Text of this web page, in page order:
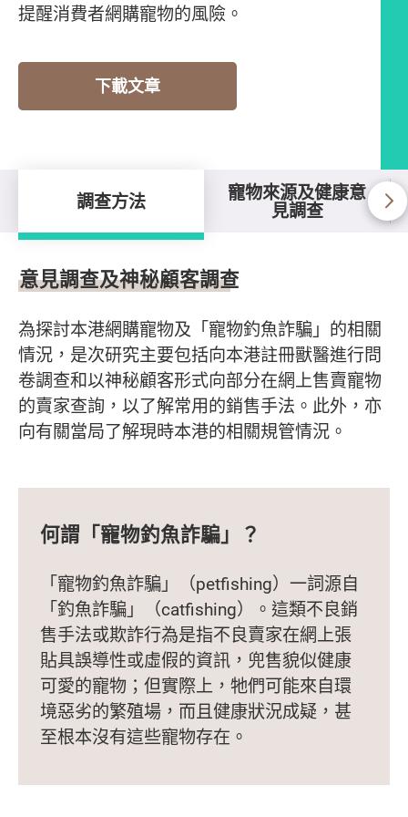
提醒消費者網購寵物的風險。
下載文章
調查方法 寵物來源及健康意
見調查
調查方法
意見調查及神秘顧客調查
為探討本港網購寵物及「寵物釣魚詐騙」的相關
情況，是次研究主要包括向本港註冊獸醫進行問
卷調查和以神秘顧客形式向部分在網上售賣寵物
的賣家查詢，以了解常用的銷售手法。此外，亦
向有關當局了解現時本港的相關規管情況。
何謂「寵物釣魚詐騙」？
「寵物釣魚詐騙」（petfishing）一詞源自
「釣魚詐騙」（catfishing）。這類不良銷
售手法或欺詐行為是指不良賣家在網上張
貼具誤導性或虛假的資訊，兜售貌似健康
可愛的寵物；但實際上，牠們可能來自環
境惡劣的繁殖場，而且健康狀況成疑，甚
至根本沒有這些寵物存在。